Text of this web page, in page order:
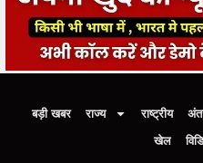
बड़ी खबर राज्य राष्ट्रीय
खेल